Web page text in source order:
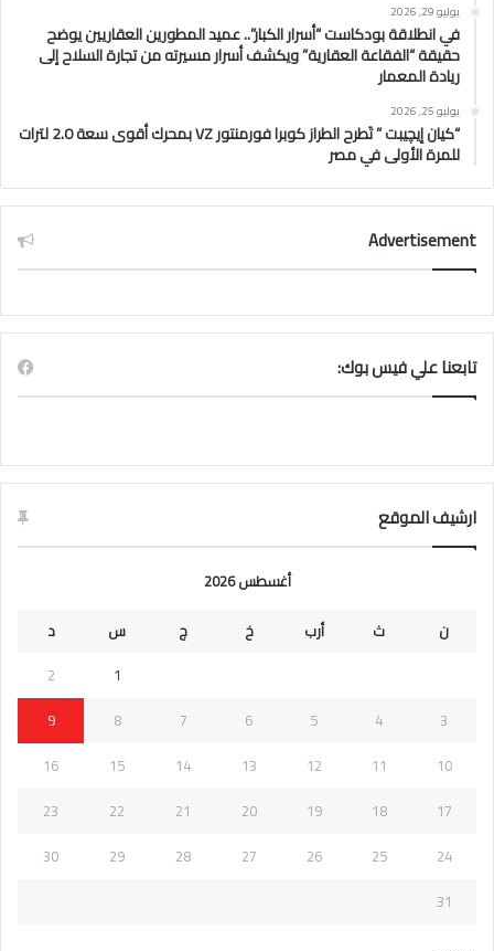
يوليو 29, 2026
في انطلاقة بودكاست “أسرار الكبار”.. عميد المطورين العقاريين يوضح
حقيقة “الفقاعة العقارية” ويكشف أسرار مسيرته من تجارة السلاح إلى
ريادة المعمار
يوليو 25, 2026
“كيان إيچيبت ” تَطرح الطراز كوبرا فورمنتور VZ بمحرك أقوى سعة 2.0 لترات
للمرة الأولى في مصر
Advertisement
تابعنا علي فيس بوك:
ارشيف الموقع
أغسطس 2026
ن
ث أرب خ ج س
د
1
2
3
4
5
6
7
8
9
10
11
12
13
14
15
16
17
18
19
20
21
22
23
24
25
26
27
28
29
30
31